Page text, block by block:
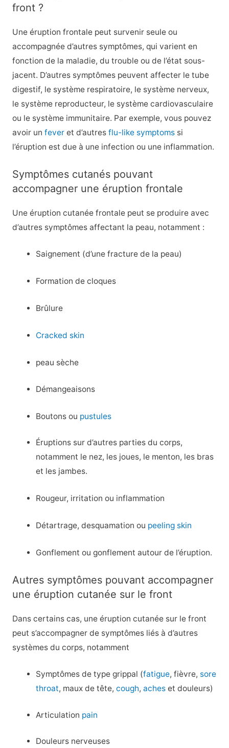
front ?
Une éruption frontale peut survenir seule ou
accompagnée d’autres symptômes, qui varient en
fonction de la maladie, du trouble ou de l’état sous-
jacent. D’autres symptômes peuvent affecter le tube
digestif, le système respiratoire, le système nerveux,
le système reproducteur, le système cardiovasculaire
ou le système immunitaire. Par exemple, vous pouvez
avoir un feveret d’autres flu-like symptomssi
l’éruption est due à une infection ou une inflammation.
Symptômes cutanés pouvant
accompagner une éruption frontale
Une éruption cutanée frontale peut se produire avec
d’autres symptômes affectant la peau, notamment :
Saignement (d’une fracture de la peau)
Formation de cloques
Brûlure
Cracked skin
peau sèche
Démangeaisons
Boutons ou pustules
Éruptions sur d’autres parties du corps,
notamment le nez, les joues, le menton, les bras
et les jambes.
Rougeur, irritation ou inflammation
Détartrage, desquamation ou peeling skin
Gonflement ou gonflement autour de l’éruption.
Autres symptômes pouvant accompagner
une éruption cutanée sur le front
Dans certains cas, une éruption cutanée sur le front
peut s’accompagner de symptômes liés à d’autres
systèmes du corps, notamment
Symptômes de type grippal (fatigue, fièvre, sore
throat, maux de tête,cough,aches et douleurs)
Articulation pain
Douleurs nerveuses